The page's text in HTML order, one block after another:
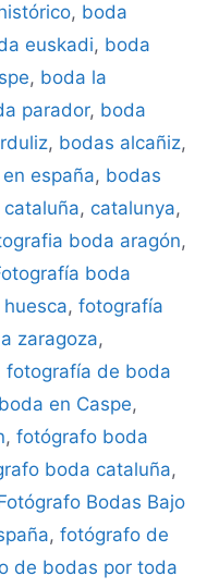
, boda
euskadi, boda
, boda la
parador, boda
, bodas alcañiz,
españa, bodas
cataluña, catalunya,
boda aragón,
boda
, fotografía
zaragoza,
fotografía de boda
en Caspe,
, fotógrafo boda
boda cataluña,
Bodas Bajo
, fotógrafo de
de bodas por toda